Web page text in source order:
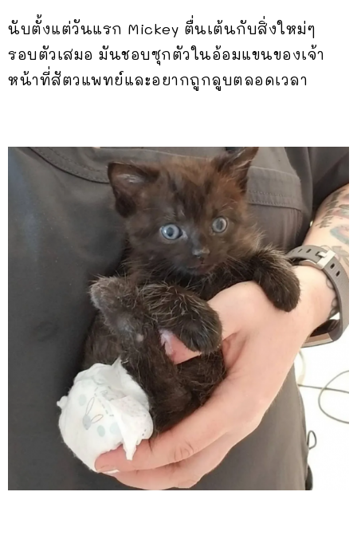
นับตั้งแต่วันแรก Mickey ตื่นเต้นกับสิ่งใหม่ๆ
รอบตัวเสมอ มันชอบซุกตัวในอ้อมแขนของเจ้า
หน้าที่สัตวแพทย์และอยากถูกลูบตลอดเวลา